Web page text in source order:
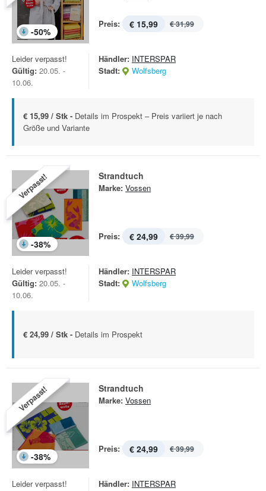
-50%
Preis: € 15,99 € 31,99
Leider verpasst!
Gültig: 20.05. -
10.06.
Händler: INTERSPAR
Stadt:
Wolfsberg
€ 15,99 / Stk - Details im Prospekt – Preis variiert je nach
Größe und Variante
Verpasst!
-38%
Strandtuch
Marke: Vossen
Preis: € 24,99 € 39,99
Leider verpasst!
Gültig: 20.05. -
10.06.
Händler: INTERSPAR
Stadt:
Wolfsberg
€ 24,99 / Stk - Details im Prospekt
Verpasst!
-38%
Strandtuch
Marke: Vossen
Preis: € 24,99 € 39,99
Leider verpasst!
Händler: INTERSPAR